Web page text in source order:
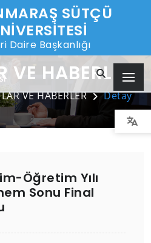
SÜTÇÜ
Daire Başkanlığı
VE HABERLER
VE HABERLER Detay
Öğretim Yılı
Sonu Final